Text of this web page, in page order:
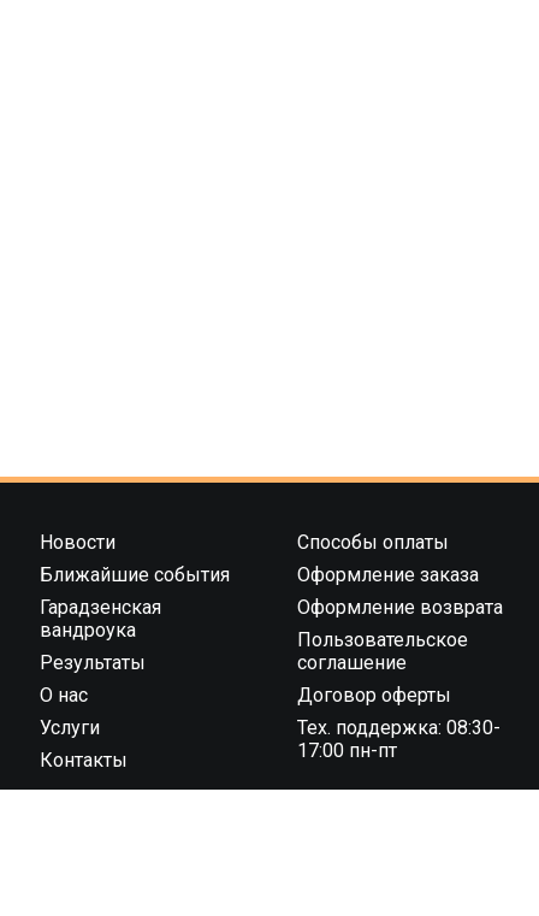
Новости
Ближайшие события
Гарадзенская
вандроука
Результаты
О нас
Услуги
Контакты
Способы оплаты
Оформление заказа
Оформление возврата
Пользовательское
соглашение
Договор оферты
Тех. поддержка: 08:30-
17:00 пн-пт